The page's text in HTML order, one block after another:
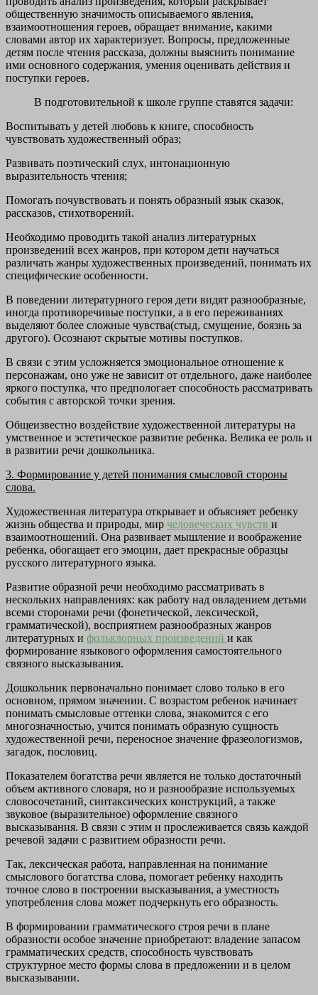
общественную значимость описываемого явления,
взаимоотношения героев, обращает внимание, какими
словами автор их характеризует. Вопросы, предложенные
детям после чтения рассказа, должны выяснить понимание
ими основного содержания, умения оценивать действия и
поступки героев.
В подготовительной к школе группе ставятся задачи:
Воспитывать у детей любовь к книге, способность
чувствовать художественный образ;
Развивать поэтический слух, интонационную
выразительность чтения;
Помогать почувствовать и понять образный язык сказок,
рассказов, стихотворений.
Необходимо проводить такой анализ литературных
произведений всех жанров, при котором дети научаться
различать жанры художественных произведений, понимать их
специфические особенности.
В поведении литературного героя дети видят разнообразные,
иногда противоречивые поступки, а в его переживаниях
выделяют более сложные чувства(стыд, смущение, боязнь за
другого). Осознают скрытые мотивы поступков.
В связи с этим усложняется эмоциональное отношение к
персонажам, оно уже не зависит от отдельного, даже наиболее
яркого поступка, что предпологает способность рассматривать
события с авторской точки зрения.
Общеизвестно воздействие художественной литературы на
умственное и эстетическое развитие ребенка. Велика ее роль и
в развитии речи дошкольника.
3. Формирование у детей понимания смысловой стороны
слова.
Художественная литература открывает и объясняет ребенку
жизнь общества и природы, мир человеческих чувств и
взаимоотношений. Она развивает мышление и воображение
ребенка, обогащает его эмоции, дает прекрасные образцы
русского литературного языка.
Развитие образной речи необходимо рассматривать в
нескольких направлениях: как работу над овладением детьми
всеми сторонами речи (фонетической, лексической,
грамматической), восприятием разнообразных жанров
литературных и фольклорных произведений и как
формирование языкового оформления самостоятельного
связного высказывания.
Дошкольник первоначально понимает слово только в его
основном, прямом значении. С возрастом ребенок начинает
понимать смысловые оттенки слова, знакомится с его
многозначностью, учится понимать образную сущность
художественной речи, переносное значение фразеологизмов,
загадок, пословиц.
Показателем богатства речи является не только достаточный
объем активного словаря, но и разнообразие используемых
словосочетаний, синтаксических конструкций, а также
звуковое (выразительное) оформление связного
высказывания. В связи с этим и прослеживается связь каждой
речевой задачи с развитием образности речи.
Так, лексическая работа, направленная на понимание
смыслового богатства слова, помогает ребенку находить
точное слово в построении высказывания, а уместность
употребления слова может подчеркнуть его образность.
В формировании грамматического строя речи в плане
образности особое значение приобретают: владение запасом
грамматических средств, способность чувствовать
структурное место формы слова в предложении и в целом
высказывании.